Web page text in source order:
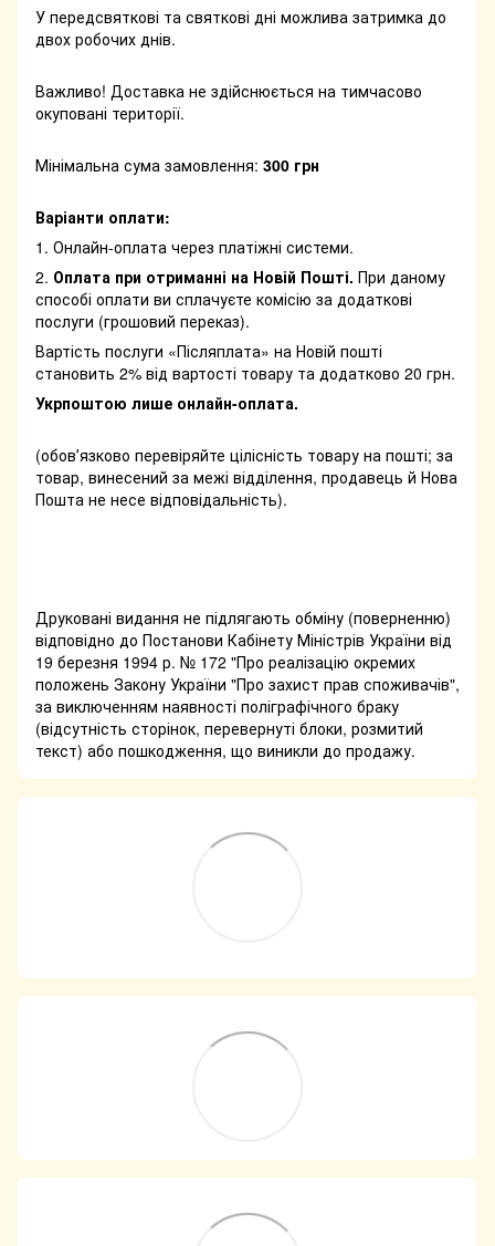
У передсвяткові та святкові дні можлива затримка до
двох робочих днів.
Важливо! Доставка не здійснюється на тимчасово
окуповані території.
Мінімальна сума замовлення: 300 грн
Варіанти оплати:
1. Онлайн-оплата через платіжні системи.
2. Оплата при отриманні на Новій Пошті. При даному
способі оплати ви сплачуєте комісію за додаткові
послуги (грошовий переказ).
Вартість послуги «Післяплата» на Новій пошті
становить 2% від вартості товару та додатково 20 грн.
Укрпоштою лише онлайн-оплата.
(обовʼязково перевіряйте цілісність товару на пошті; за
товар, винесений за межі відділення, продавець й Нова
Пошта не несе відповідальність).
Друковані видання не підлягають обміну (поверненню)
відповідно до Постанови Кабінету Міністрів України від
19 березня 1994 р. № 172 "Про реалізацію окремих
положень Закону України "Про захист прав споживачів",
за виключенням наявності поліграфічного браку
(відсутність сторінок, перевернуті блоки, розмитий
текст) або пошкодження, що виникли до продажу.